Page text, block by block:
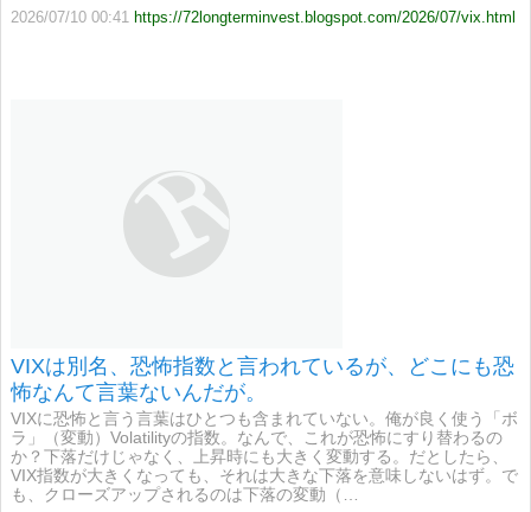
2026/07/10 00:41 https://72longterminvest.blogspot.com/2026/07/vix.html
VIXは別名、恐怖指数と言われているが、どこにも恐
怖なんて言葉ないんだが。
VIXに恐怖と言う言葉はひとつも含まれていない。俺が良く使う「ボ
ラ」（変動）Volatilityの指数。なんで、これが恐怖にすり替わるの
か？下落だけじゃなく、上昇時にも大きく変動する。だとしたら、
VIX指数が大きくなっても、それは大きな下落を意味しないはず。で
も、クローズアップされるのは下落の変動（…